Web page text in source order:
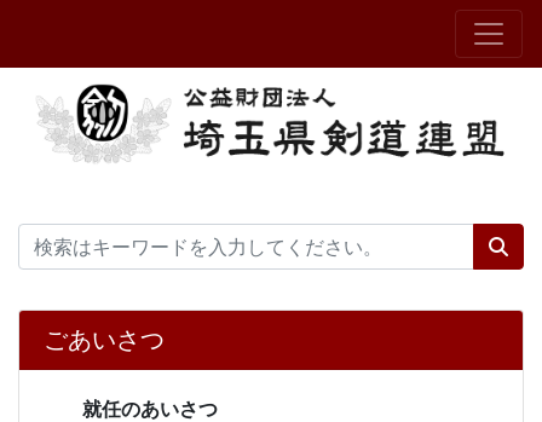
ごあいさつ
就任のあいさつ